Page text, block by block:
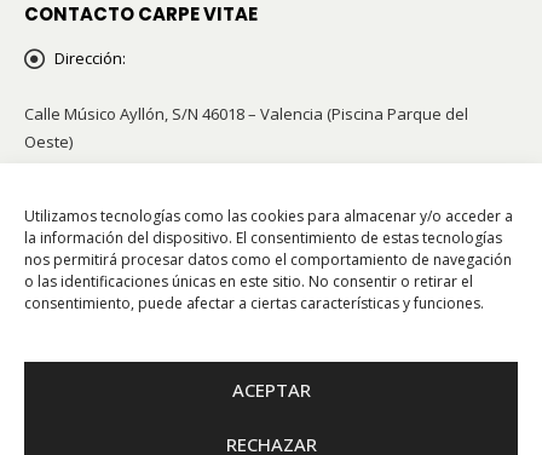
Utilizamos tecnologías como las cookies para almacenar y/o acceder a
la información del dispositivo. El consentimiento de estas tecnologías
nos permitirá procesar datos como el comportamiento de navegación
o las identificaciones únicas en este sitio. No consentir o retirar el
consentimiento, puede afectar a ciertas características y funciones.
ACEPTAR
RECHAZAR
CONTACTO CARPE VITAE
Dirección:
Calle Músico Ayllón, S/N 46018 – Valencia (Piscina Parque del
Oeste)
Email:info@carpevitae.org